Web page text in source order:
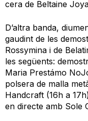
cera de Beltaine
D’altra banda,
gaudint de les
Rossymina i de
les següents:
Maria Prestámo
polsera de malla
Handcraft (16h a
en directe amb Sole